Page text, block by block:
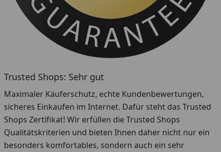
Trusted Shops: Sehr gut
Maximaler Käuferschutz, echte Kundenbewertungen,
sicheres Einkaufen im Internet. Dafür steht das Trusted
Shops Zertifikat! Wir erfüllen die Trusted Shops
Qualitätskriterien und bieten Ihnen daher nicht nur ein
besonders komfortables, sondern auch ein sehr